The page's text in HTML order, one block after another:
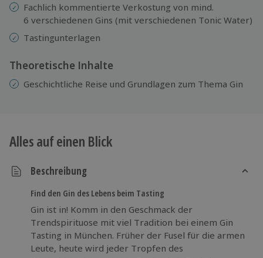
Fachlich kommentierte Verkostung von mind.
6 verschiedenen Gins (mit verschiedenen Tonic Water)
Tastingunterlagen
Theoretische Inhalte
Geschichtliche Reise und Grundlagen zum Thema Gin
Alles auf einen Blick
Beschreibung
Find den Gin des Lebens beim Tasting
Gin ist in! Komm in den Geschmack der
Trendspirituose mit viel Tradition bei einem Gin
Tasting in München. Früher der Fusel für die armen
Leute, heute wird jeder Tropfen des